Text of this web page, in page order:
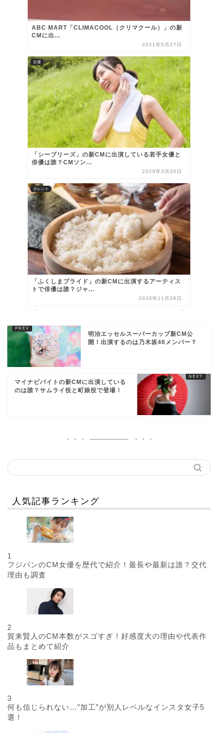
ABC MART「CLIMACOOL（クリマクール）」の新
CMに出...
2021年5月27日
女優
「シーブリーズ」の新CMに出演している若手女優と
俳優は誰？CMソン...
2020年3月20日
タレント
「ふくしまプライド」の新CMに出演するアーティス
トで俳優は誰？ジャ...
2020年11月26日
明治エッセルスーパーカップ新CM公
開！出演するのは乃木坂46メンバー？
マイナビバイトの新CMに出演している
のは誰？サムライ役と町娘役で登場！
人気記事ランキング
1
フジパンのCM女優を歴代で紹介！最長や最新は誰？交代
理由も調査
2
賀来賢人のCM本数がスゴすぎ！好感度大の理由や代表作
品もまとめて紹介
3
何も信じられない…”加工”が別人レベルなインスタ女子5
選！